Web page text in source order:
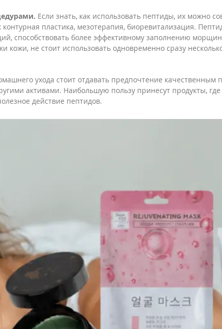
Если знать, как использовать пептиды, их можно
пластика, мезотерапия, биоревитализация.
способствовать более эффективному заполнению
кожи, не стоит использовать одновременно сразу
ухода стоит отдавать предпочтение качественным
активами. Наибольшую пользу принесут продукты,
действие пептидов.